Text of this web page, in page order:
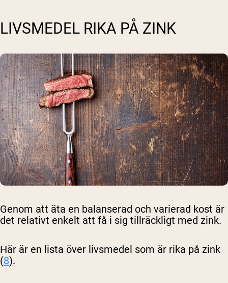
LIVSMEDEL RIKA PÅ ZINK
Genom att äta en balanserad och varierad kost är
det relativt enkelt att få i sig tillräckligt med zink.
Här är en lista över livsmedel som är rika på zink
(8).